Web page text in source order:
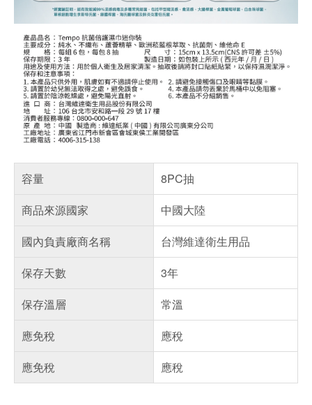
容量
8PC抽
商品來源國家
中國大陸
國內負責廠商名稱
台灣維達衛生用品
保存天數
3年
保存溫層
常溫
應免稅
應稅
應免稅
應稅